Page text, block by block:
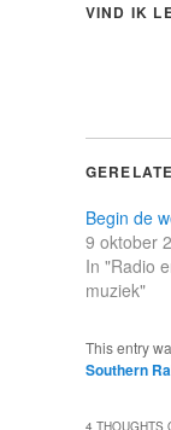
VIND IK
Begin de
9 oktober
In "Radio
muziek"
This entry
Southern
4 THOUGHTS